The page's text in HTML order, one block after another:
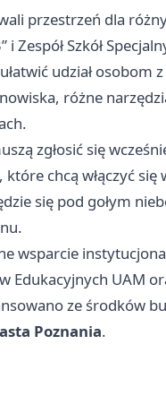
przestrzeń dla
i Zespół Szkół
udział
różne
zgłosić się
chcą włączyć
się pod gołym
wsparcie
Edukacyjnych UAM
ze środków
Poznania.